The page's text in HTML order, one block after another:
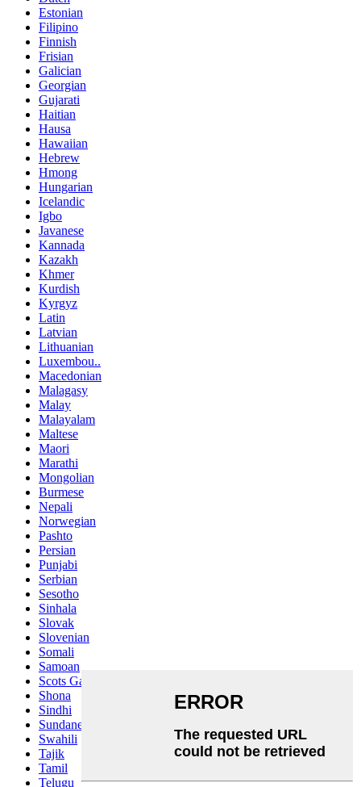
Estonian
Filipino
Finnish
Frisian
Galician
Georgian
Gujarati
Haitian
Hausa
Hawaiian
Hebrew
Hmong
Hungarian
Icelandic
Igbo
Javanese
Kannada
Kazakh
Khmer
Kurdish
Kyrgyz
Latin
Latvian
Lithuanian
Luxembou..
Macedonian
Malagasy
Malay
Malayalam
Maltese
Maori
Marathi
Mongolian
Burmese
Nepali
Norwegian
Pashto
Persian
Punjabi
Serbian
Sesotho
Sinhala
Slovak
Slovenian
Somali
Samoan
Scots Gaelic
Shona
Sindhi
Sundanese
Swahili
Tajik
Tamil
Telugu